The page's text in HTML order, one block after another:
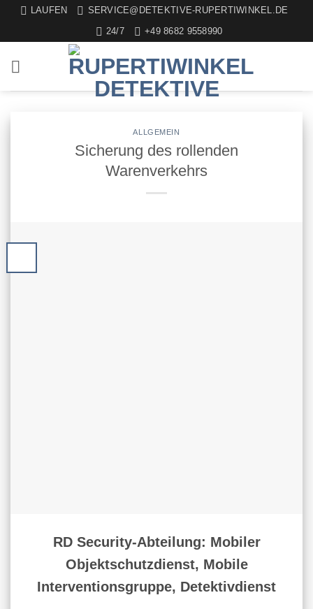
LAUFEN
SERVICE@DETEKTIVE-RUPERTIWINKEL.DE
24/7
+49 8682 9558990
ALLGEMEIN
Sicherung des rollenden
Warenverkehrs
RD Security-Abteilung: Mobiler
Objektschutzdienst, Mobile
Interventionsgruppe, Detektivdienst